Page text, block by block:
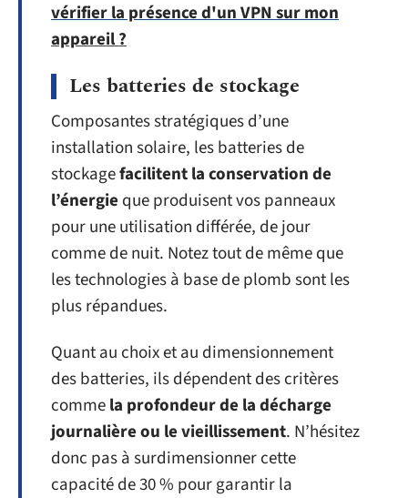
vérifier la présence d'un VPN sur mon
appareil ?
Les batteries de stockage
Composantes stratégiques d’une
installation solaire, les batteries de
stockagefacilitent la conservation de
l’énergie que produisent vos panneaux
pour une utilisation différée, de jour
comme de nuit. Notez tout de même que
les technologies à base de plomb sont les
plus répandues.
Quant au choix et au dimensionnement
des batteries, ils dépendent des critères
commela profondeur de la décharge
journalière ou le vieillissement. N’hésitez
donc pas à surdimensionner cette
capacité de 30 % pour garantir la